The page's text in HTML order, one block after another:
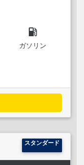
local_gas_station
ガソリン
スタンダード